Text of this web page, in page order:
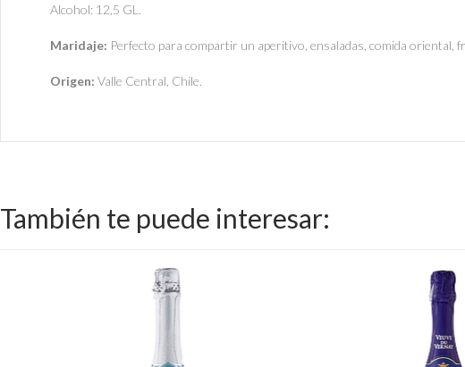
Alcohol: 12,5 GL.
Maridaje: Perfecto para compartir un aperitivo, ensaladas, comida oriental,
Origen: Valle Central, Chile.
También te puede interesar: